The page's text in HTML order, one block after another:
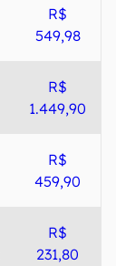
R$
549,98
R$
1.449,90
R$
459,90
R$
231,80